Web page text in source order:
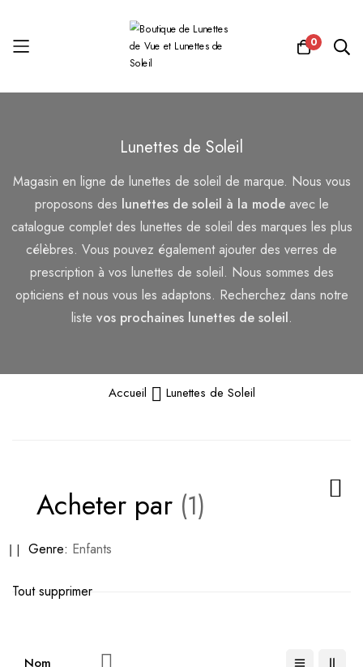
0
Lunettes de Soleil
Magasin en ligne de lunettes de soleil de marque. Nous vous
proposons des lunettes de soleil à la modeavec le
catalogue complet des lunettes de soleil des marques les plus
célèbres. Vous pouvez également ajouter des verres de
prescription à vos lunettes de soleil. Nous sommes des
opticiens et nous vous les adaptons. Recherchez dans notre
liste vos prochaines lunettes de soleil.
Accueil Lunettes de Soleil
Acheter par
Genre Enfants
Supprimer
Élément
Tout supprimer